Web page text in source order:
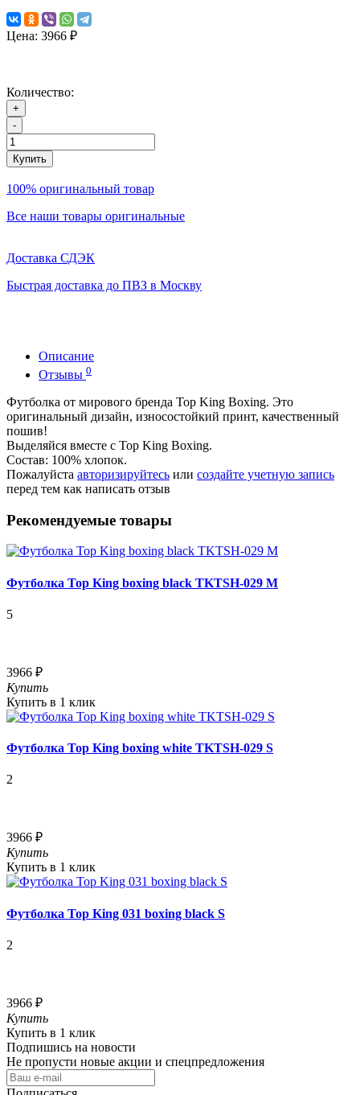
Цена: 3966 ₽
Количество:
+
-
Купить
100% оригинальный товар
Все наши товары оригинальные
Доставка СДЭК
Быстрая доставка до ПВЗ в Москву
Описание
Отзывы 0
Футболка от мирового бренда Top King Boxing. Это
оригинальный дизайн, износостойкий принт, качественный
пошив!
Выделяйся вместе с Top King Boxing.
Состав: 100% хлопок.
Пожалуйста авторизируйтесь или создайте учетную запись
перед тем как написать отзыв
Рекомендуемые товары
Футболка Top King boxing black TKTSH-029 M
5
3966 ₽
Купить
Купить в 1 клик
Футболка Top King boxing white TKTSH-029 S
2
3966 ₽
Купить
Купить в 1 клик
Футболка Top King 031 boxing black S
2
3966 ₽
Купить
Купить в 1 клик
Подпишись на новости
Не пропусти новые акции и спецпредложения